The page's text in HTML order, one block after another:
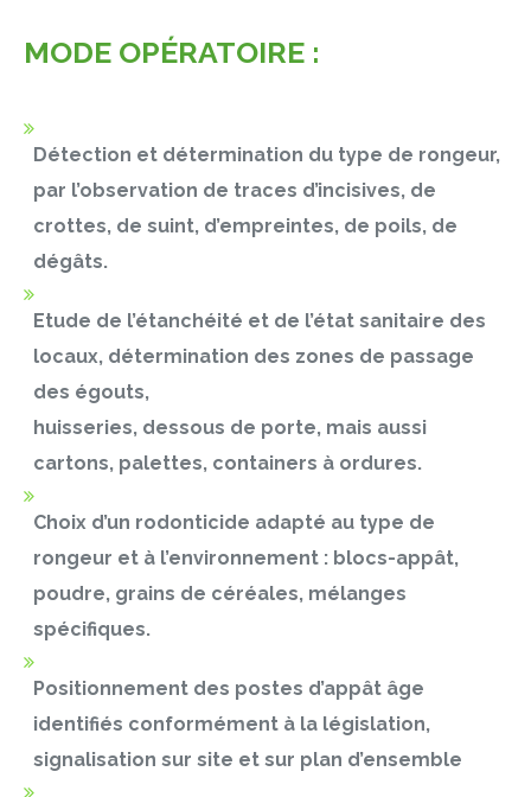
MODE OPÉRATOIRE :
Détection et détermination du type de rongeur,
par l’observation de traces d’incisives, de
crottes, de suint, d’empreintes, de poils, de
dégâts.
Etude de l’étanchéité et de l’état sanitaire des
locaux, détermination des zones de passage
des égouts,
huisseries, dessous de porte, mais aussi
cartons, palettes, containers à ordures.
Choix d’un rodonticide adapté au type de
rongeur et à l’environnement : blocs-appât,
poudre, grains de céréales, mélanges
spécifiques.
Positionnement des postes d’appât âge
identifiés conformément à la législation,
signalisation sur site et sur plan d’ensemble